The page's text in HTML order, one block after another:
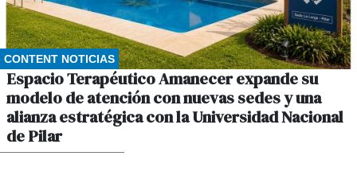
CONTENT NOTICIAS
Espacio Terapéutico Amanecer expande su
modelo de atención con nuevas sedes y una
alianza estratégica con la Universidad Nacional
de Pilar